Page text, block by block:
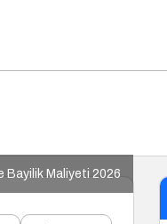
Bayilik Maliyeti 2026